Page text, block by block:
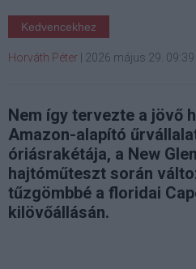
Kedvencekhez
Horváth Péter 2026 május 29. 09:39
Nem így tervezte a jövő
Amazon-alapító
óriásrakétája, a New
hajtóműteszt során
tűzgömbbé a floridai
kilövőállásán.